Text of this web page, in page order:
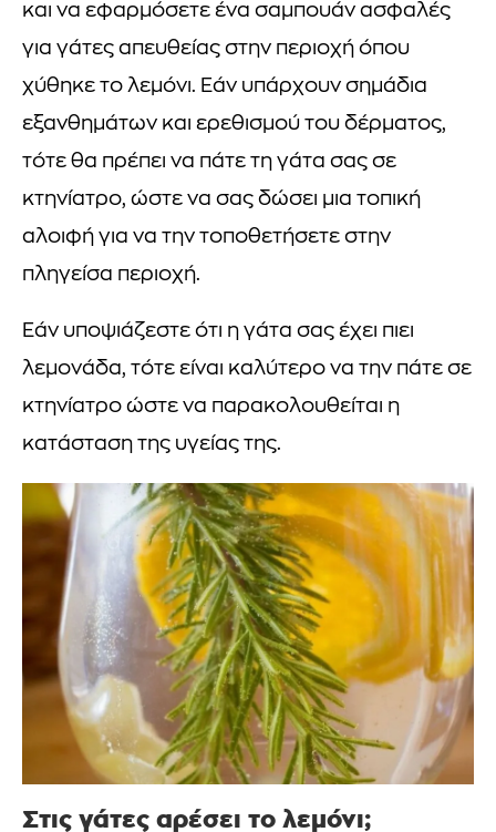
και να εφαρμόσετε ένα σαμπουάν ασφαλές
για γάτες απευθείας στην περιοχή όπου
χύθηκε το λεμόνι. Εάν υπάρχουν σημάδια
εξανθημάτων και ερεθισμού του δέρματος,
τότε θα πρέπει να πάτε τη γάτα σας σε
κτηνίατρο, ώστε να σας δώσει μια τοπική
αλοιφή για να την τοποθετήσετε στην
πληγείσα περιοχή.
Εάν υποψιάζεστε ότι η γάτα σας έχει πιει
λεμονάδα, τότε είναι καλύτερο να την πάτε σε
κτηνίατρο ώστε να παρακολουθείται η
κατάσταση της υγείας της.
Στις γάτες αρέσει το λεμόνι;